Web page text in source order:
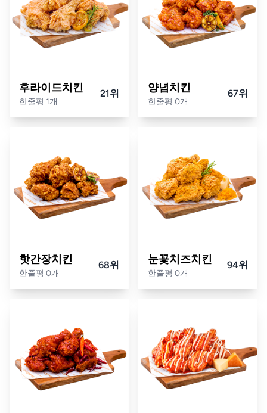
후라이드치킨
한줄평 1개
21위 양념치킨
한줄평 0개
67위
핫간장치킨
한줄평 0개
68위 눈꽃치즈치킨
한줄평 0개
94위